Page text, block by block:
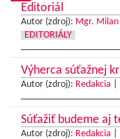
Editoriál
Autor (zdroj): Mgr. Milan
EDITORIÁLY
Výherca súťažnej
Autor (zdroj): Redakcia
Súťažiť budeme aj
Autor (zdroj): Redakcia